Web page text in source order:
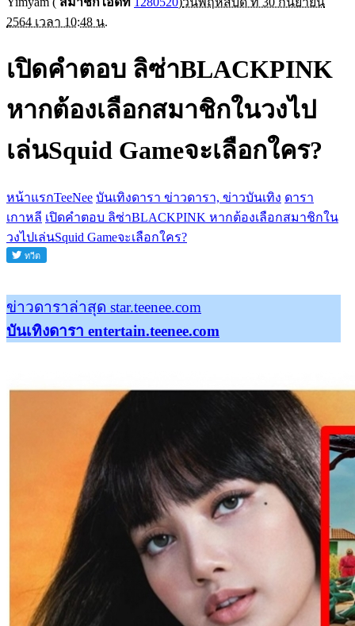
2564 เวลา 10:48 น.
เปิดคำตอบ ลิซ่าBLACKPINK
หากต้องเลือกสมาชิกในวงไป
เล่นSquid Gameจะเลือกใคร?
หน้าแรกTeeNee บันเทิงดารา ข่าวดารา, ข่าวบันเทิง ดารา
เกาหลี เปิดคำตอบ ลิซ่าBLACKPINK หากต้องเลือกสมาชิกใน
วงไปเล่นSquid Gameจะเลือกใคร?
ข่าวดาราล่าสุด star.teenee.com
บันเทิงดารา entertain.teenee.com